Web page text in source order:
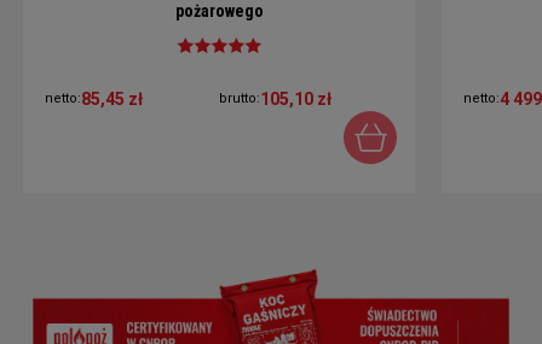
pożarowego
netto:85,45 zł brutto:105,10 zł netto:4